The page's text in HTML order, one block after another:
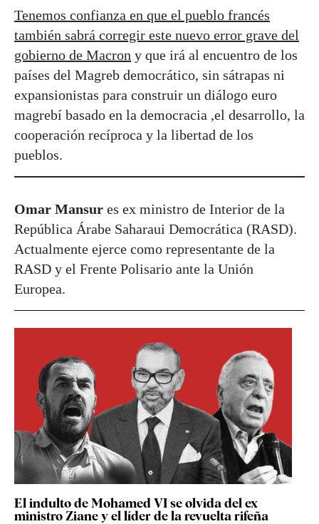
Tenemos confianza en que el pueblo francés
también sabrá corregir este nuevo error grave del
gobierno de Macron y que irá al encuentro de los
países del Magreb democrático, sin sátrapas ni
expansionistas para construir un diálogo euro
magrebí basado en la democracia ,el desarrollo, la
cooperación recíproca y la libertad de los
pueblos.
Omar Mansur es ex ministro de Interior de la
República Árabe Saharaui Democrática (RASD).
Actualmente ejerce como representante de la
RASD y el Frente Polisario ante la Unión
Europea.
El indulto de Mohamed VI se olvida del ex
ministro Ziane y el líder de la revuelta rifeña